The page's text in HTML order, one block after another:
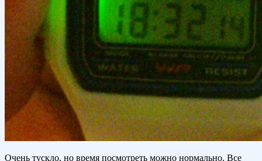
Очень тускло, но время посмотреть можно нормально. Все